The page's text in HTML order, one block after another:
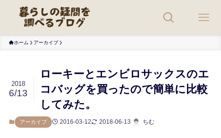
ホーム アーカイブ
ローキーとエンビロサックスのエ
コバッグを買ったので簡単に比較
してみた。
2018
6/13
アーカイブ 2016-03-12 2018-06-13 ちむ